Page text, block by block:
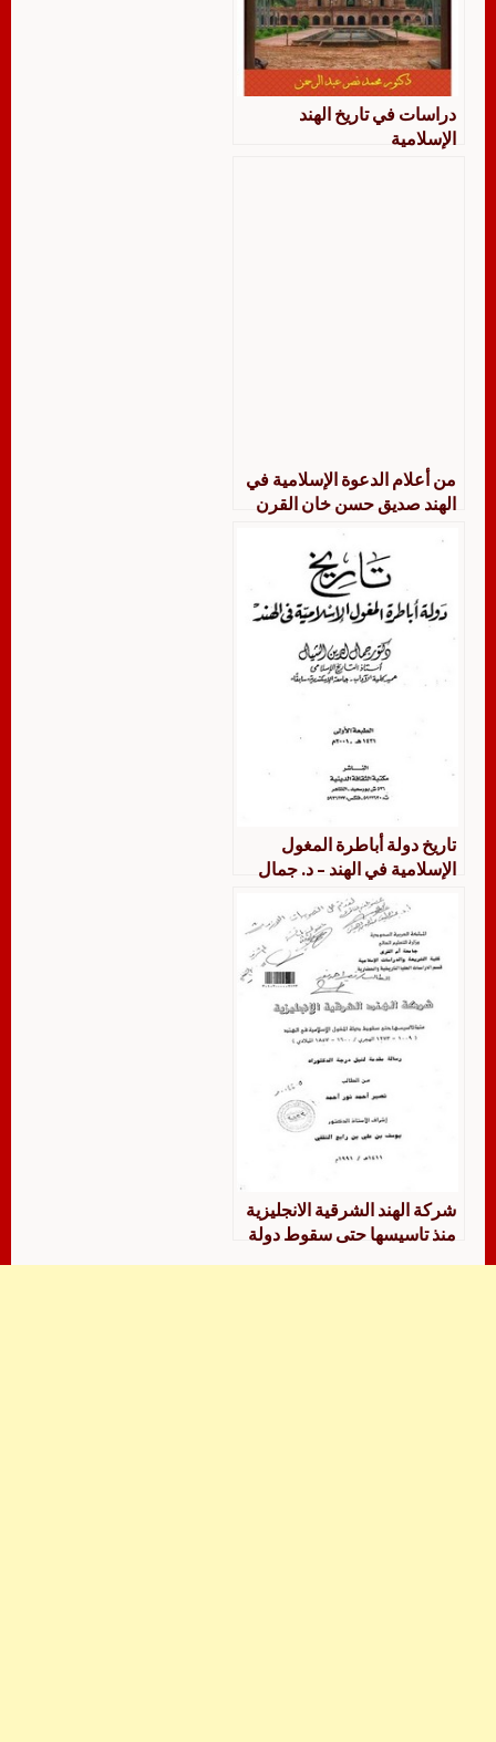
دراسات في تاريخ الهند
الإسلامية
من أعلام الدعوة الإسلامية في
الهند صديق حسن خان القرن
تاريخ دولة أباطرة المغول
الإسلامية في الهند – د. جمال
الدين الشيال
شركة الهند الشرقية الانجليزية
منذ تاسيسها حتى سقوط دولة